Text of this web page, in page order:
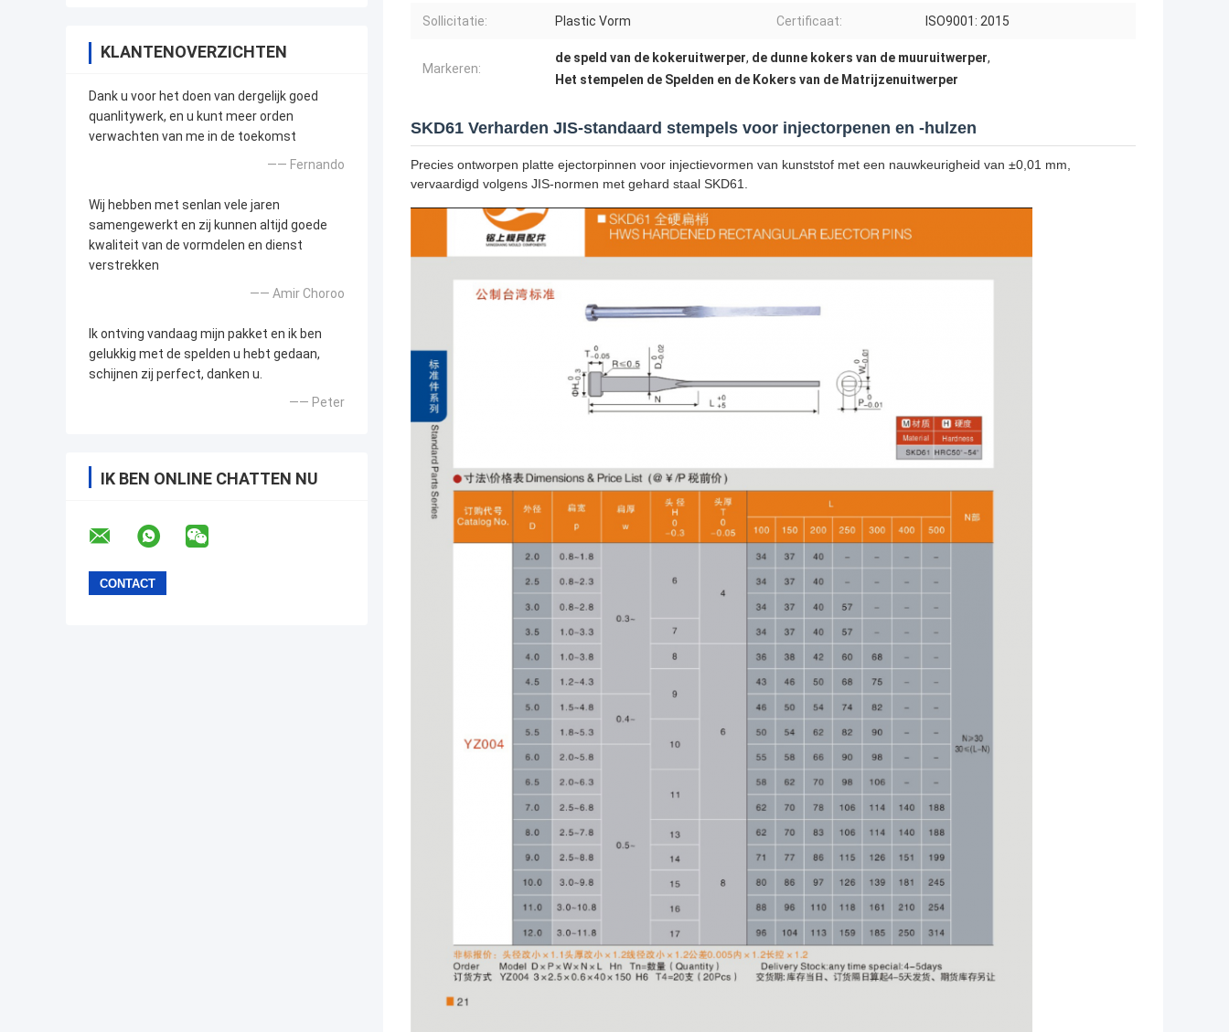
KLANTENOVERZICHTEN
Dank u voor het doen van dergelijk goed
quanlitywerk, en u kunt meer orden
verwachten van me in de toekomst
—— Fernando
Wij hebben met senlan vele jaren
samengewerkt en zij kunnen altijd goede
kwaliteit van de vormdelen en dienst
verstrekken
—— Amir Choroo
Ik ontving vandaag mijn pakket en ik ben
gelukkig met de spelden u hebt gedaan,
schijnen zij perfect, danken u.
—— Peter
IK BEN ONLINE CHATTEN NU
Sollicitatie: Plastic Vorm Certificaat: ISO9001: 2015
Markeren:
de speld van de kokeruitwerper, de dunne kokers van de muuruitwerper,
Het stempelen de Spelden en de Kokers van de Matrijzenuitwerper
SKD61 Verharden JIS-standaard stempels voor injectorpenen en -hulzen
Precies ontworpen platte ejectorpinnen voor injectievormen van kunststof met een nauwkeurigheid van ±0,01 mm,
vervaardigd volgens JIS-normen met gehard staal SKD61.